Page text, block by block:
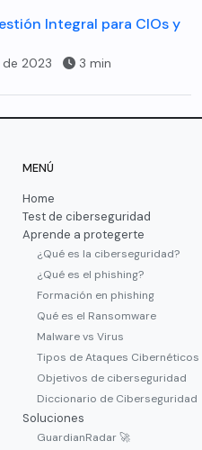
Integral para CIOs y
2023 3 min
MENÚ
Home
Test de ciberseguridad
Aprende a protegerte
¿Qué es la ciberseguridad?
¿Qué es el phishing?
Formación en phishing
Qué es el Ransomware
Malware vs Virus
Tipos de Ataques Cibernéticos
Objetivos de ciberseguridad
Diccionario de Ciberseguridad
Soluciones
GuardianRadar 🚀